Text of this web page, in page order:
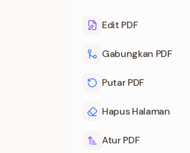
Edit PDF
Gabungkan PDF
Putar PDF
Hapus Halaman
Atur PDF